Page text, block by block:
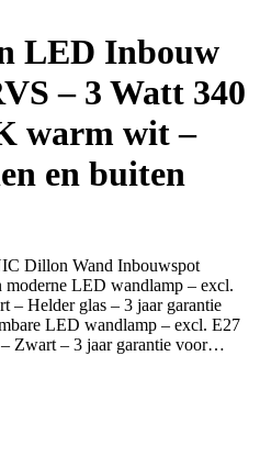
LED Inbouw
– 3 Watt 340
warm wit –
en buiten
Dillon Wand Inbouwspot
moderne LED wandlamp – excl.
– Helder glas – 3 jaar garantie
LED wandlamp – excl. E27
Zwart – 3 jaar garantie voor…